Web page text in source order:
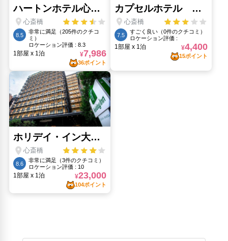
道頓堀(560m)
ミナミ（難波）(1.26km)
黒門市場(610m)